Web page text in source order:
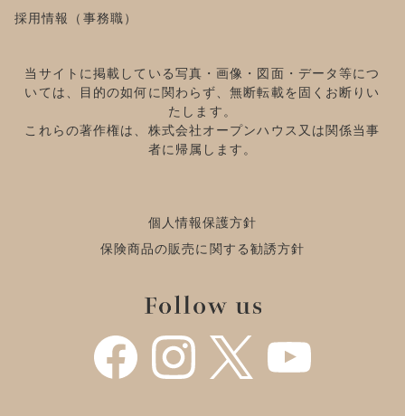
採用情報（事務職）
当サイトに掲載している写真・画像・図面・データ等につ
いては、目的の如何に関わらず、無断転載を固くお断りい
たします。
これらの著作権は、株式会社オープンハウス又は関係当事
者に帰属します。
個人情報保護方針
保険商品の販売に関する勧誘方針